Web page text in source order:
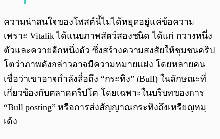
ความน่าสนใจของโพสต์นี้ไม่ได้หยุดอยู่แค่ข้อความ
เพราะ Vitalik ได้แนบภาพสัตว์สองชนิด ได้แก่ กวางหนึ่ง
ตัวและควายอีกหนึ่งตัว ซึ่งสร้างความสงสัยให้ชุมชนคริป
โตว่าภาพดังกล่าวอาจมีความหมายแฝง โดยหลายคน
เชื่อว่าเขาอาจกำลังสื่อถึง “กระทิง” (Bull) ในลักษณะที่
เกี่ยวข้องกับตลาดคริปโต โดยเฉพาะในบริบทของการ
“Bull posting” หรือการส่งสัญญาณกระทิงถึงเหรียญหมู
เด้ง